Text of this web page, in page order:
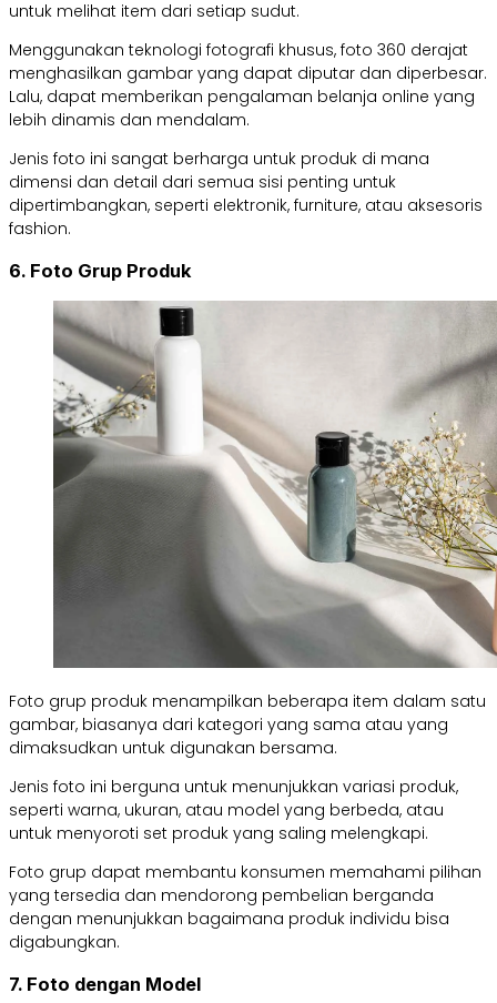
untuk melihat item dari setiap sudut.
Menggunakan teknologi fotografi khusus, foto 360 derajat
menghasilkan gambar yang dapat diputar dan diperbesar.
Lalu, dapat memberikan pengalaman belanja online yang
lebih dinamis dan mendalam.
Jenis foto ini sangat berharga untuk produk di mana
dimensi dan detail dari semua sisi penting untuk
dipertimbangkan, seperti elektronik, furniture, atau aksesoris
fashion.
6. Foto Grup Produk
Foto grup produk menampilkan beberapa item dalam satu
gambar, biasanya dari kategori yang sama atau yang
dimaksudkan untuk digunakan bersama.
Jenis foto ini berguna untuk menunjukkan variasi produk,
seperti warna, ukuran, atau model yang berbeda, atau
untuk menyoroti set produk yang saling melengkapi.
Foto grup dapat membantu konsumen memahami pilihan
yang tersedia dan mendorong pembelian berganda
dengan menunjukkan bagaimana produk individu bisa
digabungkan.
7. Foto dengan Model